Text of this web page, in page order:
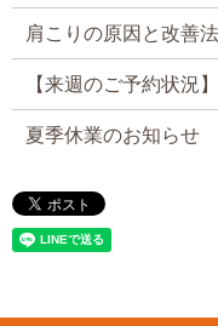
肩こりの原因と改善法
【来週のご予約状況
夏季休業のお知らせ